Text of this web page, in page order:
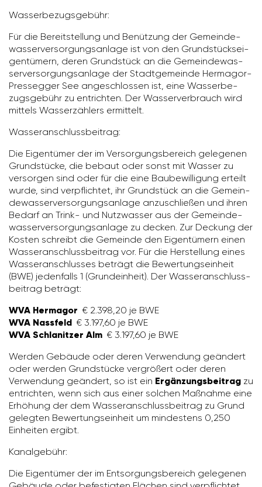
Wasser­be­zugs­ge­bühr:
Für die Bereit­stel­lung und Benüt­zung der Gemein­de­
was­ser­ver­sor­gungs­an­lage ist von den Grund­stücks­ei­
gen­tü­mern, deren Grund­stück an die Gemein­de­was­
ser­ver­sor­gungs­an­lage der Stadt­ge­meinde Hermagor-
Pres­segger See ange­schlossen ist, eine Wasser­be­
zugs­ge­bühr zu entrichten. Der Wasser­ver­brauch wird
mittels Wasser­zäh­lers ermit­telt.
Wasser­an­schluss­bei­trag:
Die Eigen­tümer der im Versor­gungs­be­reich gele­genen
Grund­stücke, die bebaut oder sonst mit Wasser zu
versorgen sind oder für die eine Baube­wil­li­gung erteilt
wurde, sind verpflichtet, ihr Grund­stück an die Gemein­
de­was­ser­ver­sor­gungs­an­lage anzu­schließen und ihren
Bedarf an Trink- und Nutz­wasser aus der Gemein­de­
was­ser­ver­sor­gungs­an­lage zu decken. Zur Deckung der
Kosten schreibt die Gemeinde den Eigen­tü­mern einen
Wasser­an­schluss­bei­trag vor. Für die Herstel­lung eines
Wasser­an­schlusses beträgt die Bewer­tungs­ein­heit
(BWE) jeden­falls 1 (Grund­ein­heit). Der Wasser­an­schluss­
bei­trag beträgt:
WVA Hermagor € 2.398,20 je BWE
WVA Nassfeld € 3.197,60 je BWE
WVA Schlanitzer Alm € 3.197,60 je BWE
Werden Gebäude oder deren Verwen­dung geän­dert
oder werden Grund­stücke vergrö­ßert oder deren
Verwen­dung geän­dert, so ist ein Ergänzungsbeitrag zu
entrichten, wenn sich aus einer solchen Maßnahme eine
Erhö­hung der dem Wasser­an­schluss­bei­trag zu Grund
gelegten Bewer­tungs­ein­heit um mindes­tens 0,250
Einheiten ergibt.
Kanal­ge­bühr:
Die Eigen­tümer der im Entsor­gungs­be­reich gele­genen